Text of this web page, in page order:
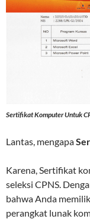
Sertifikat Komputer Untuk
Lantas, mengapa
Karena, Sertifikat
seleksi CPNS.
bahwa Anda
perangkat lunak